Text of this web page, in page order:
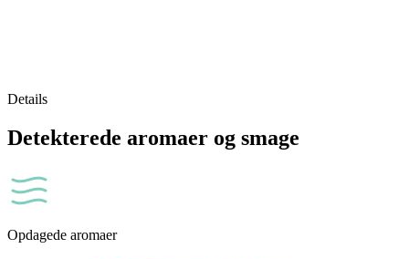
Details
Detekterede aromaer og smage
Opdagede aromaer